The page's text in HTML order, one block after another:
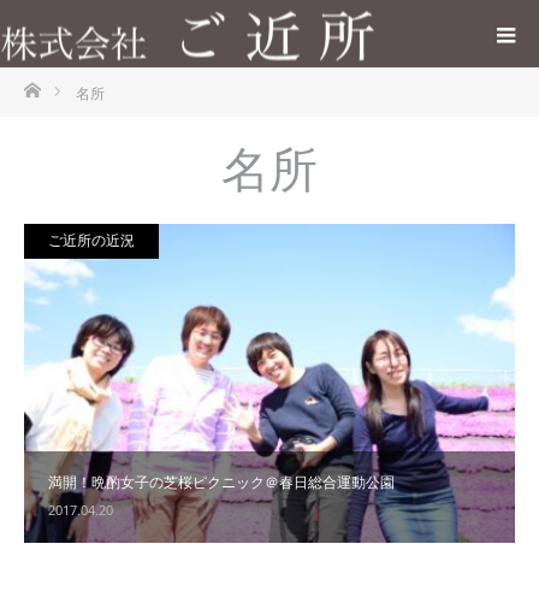
ホーム名所
名所
満開！晩酌女子の芝桜ピクニック＠春日総合運動公園
2017.04.20
ご近所の近況